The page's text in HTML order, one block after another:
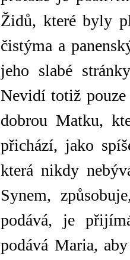
Židů, které byly
čistýma a
jeho slabé
Nevidí totiž pouze
dobrou Matku,
přichází, jako
která nikdy
Synem,
podává, je
podává Maria,